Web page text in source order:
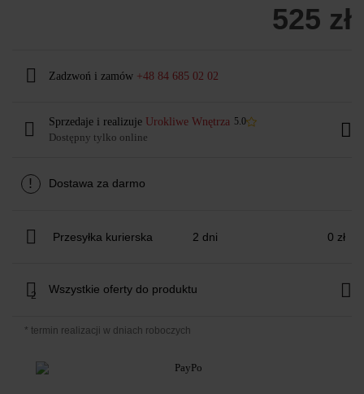
525 zł
Zadzwoń i zamów +48 84 685 02 02
Sprzedaje i realizuje Urokliwe Wnętrza 5.0
Dostępny tylko online
! Dostawa za darmo
Przesyłka kurierska 2 dni 0 zł
2 Wszystkie oferty do produktu
* termin realizacji w dniach roboczych